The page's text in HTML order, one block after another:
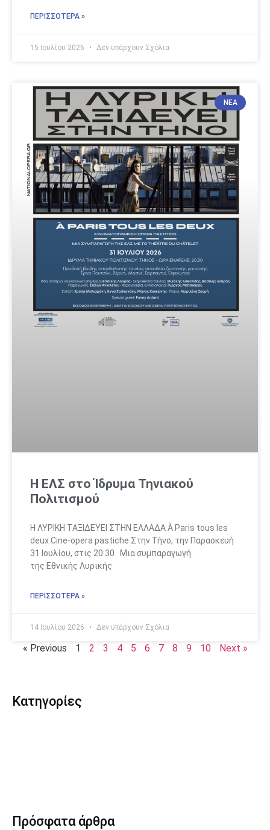
ΠΕΡΙΣΣΟΤΕΡΑ »
15 Ιουλίου 2026 Δεν υπάρχουν Σχόλια
ΝΈΑ
Η ΕΛΣ στο Ίδρυμα Τηνιακού
Πολιτισμού
H ΛΥΡΙΚΗ ΤΑΞΙΔΕΥΕΙ ΣΤΗΝ ΕΛΛΑΔΑ À Paris tous les
deux Cine-opera pastiche Στην Τήνο, την Παρασκευή
31 Ιουλίου, στις 20:30 Μια συμπαραγωγή
της Εθνικής Λυρικής
ΠΕΡΙΣΣΟΤΕΡΑ »
14 Ιουλίου 2026 Δεν υπάρχουν Σχόλια
« Previous 1 2 3 4 5 6 7 8 9 10 Next »
Κατηγορίες
Πρόσφατα άρθρα